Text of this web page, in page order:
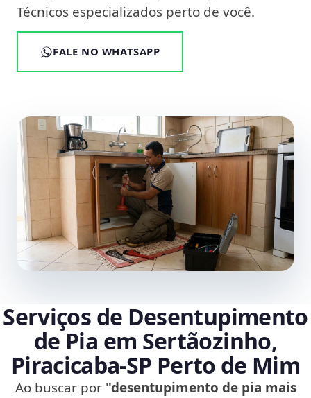
Técnicos especializados perto de você.
FALE NO WHATSAPP
Serviços de Desentupimento
de Pia em Sertãozinho,
Piracicaba‑SP Perto de Mim
Ao buscar por "desentupimento de pia mais